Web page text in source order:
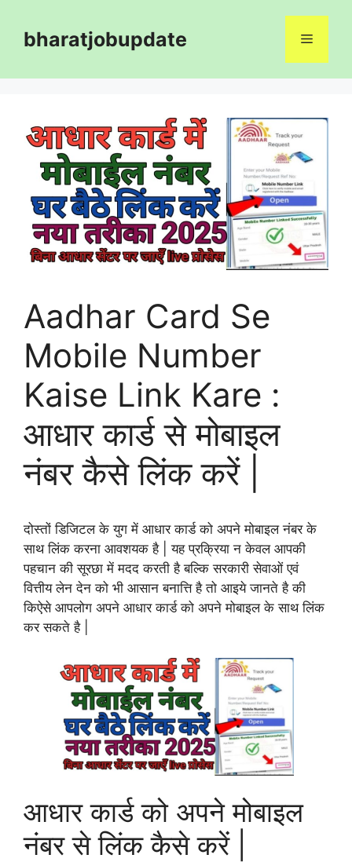
contentbharatjobupdate Menu
Aadhar Card Se
Mobile Number
Kaise Link Kare :
आधार कार्ड से मोबाइल
नंबर कैसे लिंक करें |
दोस्तों डिजिटल के युग में आधार कार्ड को अपने मोबाइल नंबर के
साथ लिंक करना आवशयक है | यह प्रक्रिया न केवल आपकी
पहचान की सूरछा में मदद करती है बल्कि सरकारी सेवाओं एवं
वित्तीय लेन देन को भी आसान बनात्ति है तो आइये जानते है की
किऐसे आपलोग अपने आधार कार्ड को अपने मोबाइल के साथ लिंक
कर सकते है |
आधार कार्ड को अपने मोबाइल
नंबर से लिंक कैसे करें |